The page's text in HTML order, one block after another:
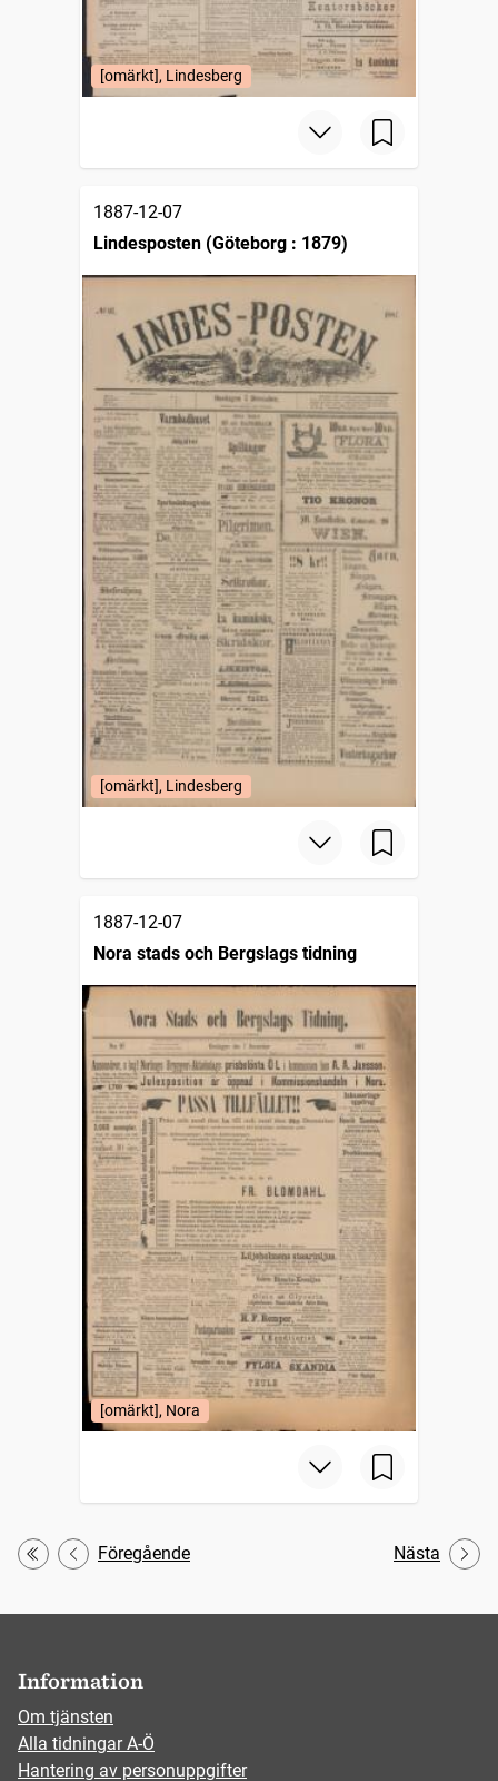
[omärkt], Lindesberg
1887-12-07
Lindesposten (Göteborg : 1879)
[omärkt], Lindesberg
1887-12-07
Nora stads och Bergslags tidning
[omärkt], Nora
Första
Föregående Nästa
Information
Om tjänsten
Alla tidningar A-Ö
Hantering av personuppgifter